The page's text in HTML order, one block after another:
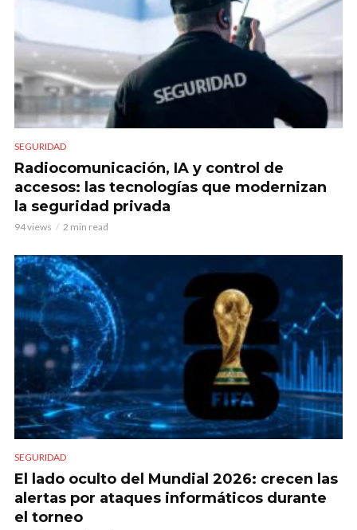
SEGURIDAD
Radiocomunicación, IA y control de
accesos: las tecnologías que modernizan
la seguridad privada
94 views 2 min read
SEGURIDAD
El lado oculto del Mundial 2026: crecen las
alertas por ataques informáticos durante
el torneo